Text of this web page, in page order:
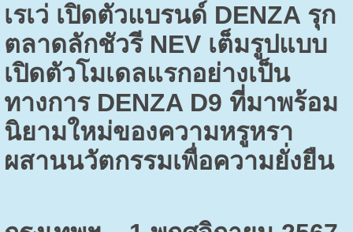
เรเว่ เปิดตัวแบรนด์ DENZA รุก
ตลาดลักชัวรี NEV เต็มรูปแบบ
เปิดตัวโมเดลแรกอย่างเป็น
ทางการ DENZA D9 ที่มาพร้อม
นิยามใหม่ของความหรูหรา
ผสานนวัตกรรมเพื่อความยั่งยืน